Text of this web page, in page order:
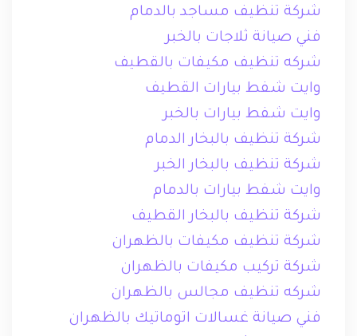
شركة تنظيف مساجد بالدمام
فني صيانة ثلاجات بالخبر
شركه تنظيف مكيفات بالقطيف
وايت شفط بيارات القطيف
وايت شفط بيارات بالخبر
شركة تنظيف بالبخار الدمام
شركة تنظيف بالبخار الخبر
وايت شفط بيارات بالدمام
شركة تنظيف بالبخار القطيف
شركة تنظيف مكيفات بالظهران
شركة تركيب مكيفات بالظهران
شركه تنظيف مجالس بالظهران
فني صيانة غسالات اتوماتيك بالظهران